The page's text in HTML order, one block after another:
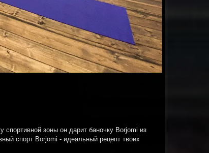
зоны он дарит баночку Borjomi из
спорт Borjomi - идеальный рецепт твоих